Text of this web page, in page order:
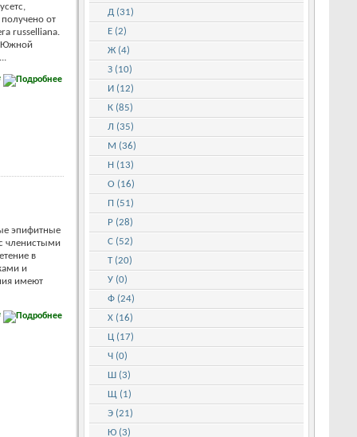
от
russelliana.
Южной
эпифитные
членистыми
в
и
имеют
Д (31)
Е (2)
Ж (4)
З (10)
И (12)
К (85)
Л (35)
М (36)
Н (13)
О (16)
П (51)
Р (28)
С (52)
Т (20)
У (0)
Ф (24)
Х (16)
Ц (17)
Ч (0)
Ш (3)
Щ (1)
Э (21)
Ю (3)